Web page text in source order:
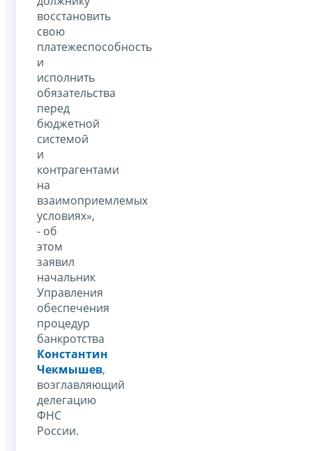
восстановить
свою
платежеспособность
и
исполнить
обязательства
перед
бюджетной
системой
и
контрагентами
на
взаимоприемлемых
условиях»,
- об
этом
заявил
начальник
Управления
обеспечения
процедур
банкротства
Константин
Чекмышев,
возглавляющий
делегацию
ФНС
России.